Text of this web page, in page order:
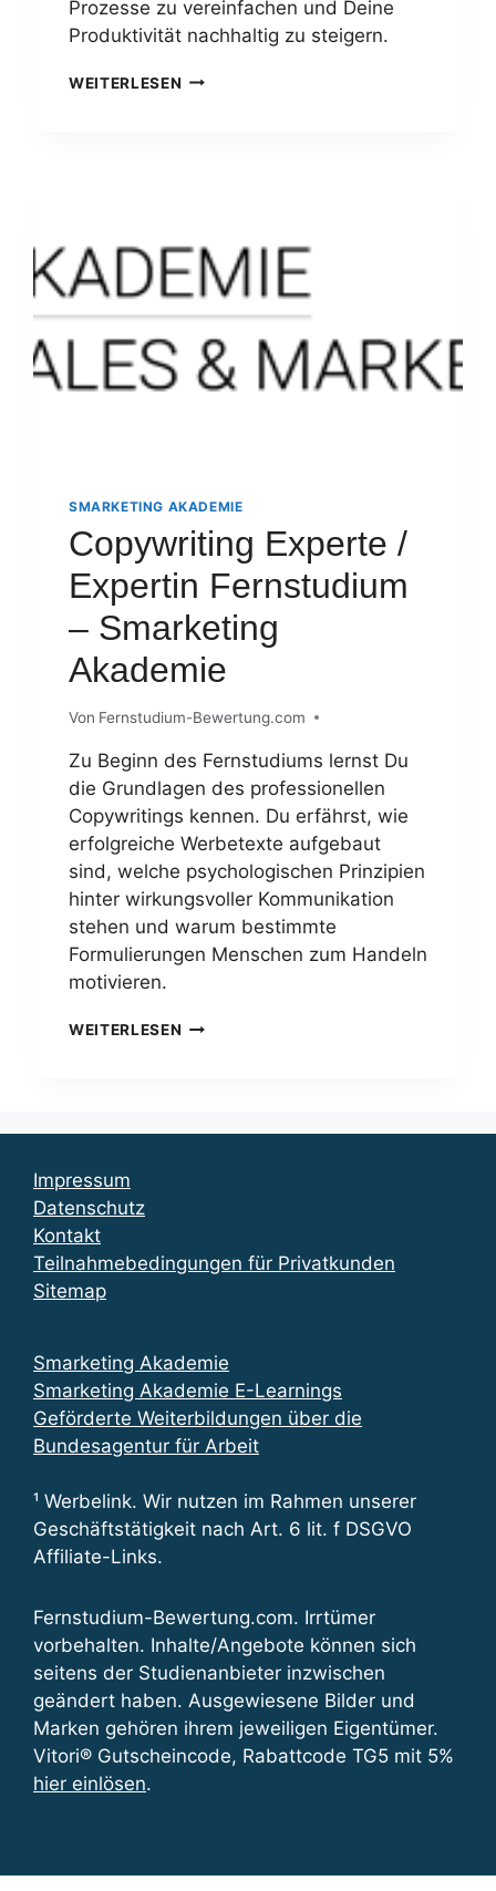
Prozesse zu vereinfachen und Deine
Produktivität nachhaltig zu steigern.
WEITERLESENKI
SMARKETING AKADEMIE
Copywriting Experte /
Expertin Fernstudium
– Smarketing
Akademie
Von Fernstudium-Bewertung.com
Zu Beginn des Fernstudiums lernst Du
die Grundlagen des professionellen
Copywritings kennen. Du erfährst, wie
erfolgreiche Werbetexte aufgebaut
sind, welche psychologischen Prinzipien
hinter wirkungsvoller Kommunikation
stehen und warum bestimmte
Formulierungen Menschen zum Handeln
motivieren.
WEITERLESENCOPYWRITING
–
Impressum
Datenschutz
Kontakt
Teilnahmebedingungen für Privatkunden
Sitemap
Smarketing Akademie
Smarketing Akademie E-Learnings
Geförderte Weiterbildungen über die
Bundesagentur für Arbeit
¹ Werbelink. Wir nutzen im Rahmen unserer
Geschäftstätigkeit nach Art. 6 lit. f DSGVO
Affiliate-Links.
Fernstudium-Bewertung.com. Irrtümer
vorbehalten. Inhalte/Angebote können sich
seitens der Studienanbieter inzwischen
geändert haben. Ausgewiesene Bilder und
Marken gehören ihrem jeweiligen Eigentümer.
Vitori® Gutscheincode, Rabattcode TG5 mit 5%
hier einlösen.